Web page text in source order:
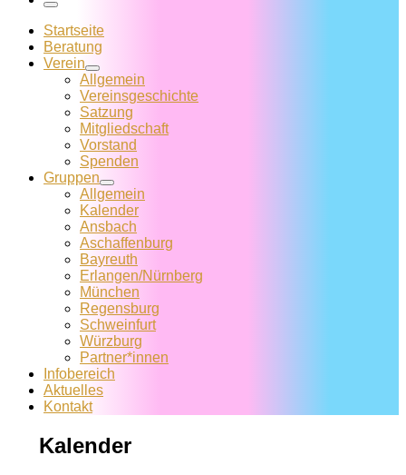
Menü
Startseite
Beratung
Verein
Allgemein
Vereins­geschichte
Satzung
Mitglied­schaft
Vorstand
Spenden
Gruppen
Allgemein
Kalender
Ansbach
Aschaffenburg
Bayreuth
Erlangen/Nürnberg
München
Regensburg
Schweinfurt
Würzburg
Partner*innen
Infobereich
Aktuelles
Kontakt
Kalender